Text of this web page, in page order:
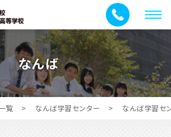
メ
ニ
ュ
ー
なんば
覧 > なんば学習センター > なんば学習セ